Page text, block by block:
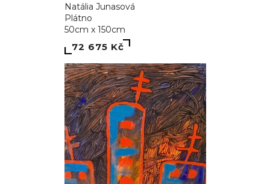
Natália Junasová
Plátno
50cm x 150cm
72 675 Kč